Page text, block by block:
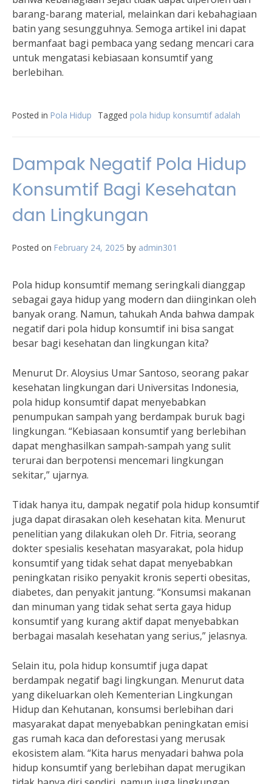
barang-barang material, melainkan dari kebahagiaan
batin yang sesungguhnya. Semoga artikel ini dapat
bermanfaat bagi pembaca yang sedang mencari cara
untuk mengatasi kebiasaan konsumtif yang
berlebihan.
Posted in Pola Hidup Tagged pola hidup konsumtif adalah
Dampak Negatif Pola Hidup
Konsumtif Bagi Kesehatan
dan Lingkungan
Posted on February 24, 2025 by admin301
Pola hidup konsumtif memang seringkali dianggap
sebagai gaya hidup yang modern dan diinginkan oleh
banyak orang. Namun, tahukah Anda bahwa dampak
negatif dari pola hidup konsumtif ini bisa sangat
besar bagi kesehatan dan lingkungan kita?
Menurut Dr. Aloysius Umar Santoso, seorang pakar
kesehatan lingkungan dari Universitas Indonesia,
pola hidup konsumtif dapat menyebabkan
penumpukan sampah yang berdampak buruk bagi
lingkungan. “Kebiasaan konsumtif yang berlebihan
dapat menghasilkan sampah-sampah yang sulit
terurai dan berpotensi mencemari lingkungan
sekitar,” ujarnya.
Tidak hanya itu, dampak negatif pola hidup konsumtif
juga dapat dirasakan oleh kesehatan kita. Menurut
penelitian yang dilakukan oleh Dr. Fitria, seorang
dokter spesialis kesehatan masyarakat, pola hidup
konsumtif yang tidak sehat dapat menyebabkan
peningkatan risiko penyakit kronis seperti obesitas,
diabetes, dan penyakit jantung. “Konsumsi makanan
dan minuman yang tidak sehat serta gaya hidup
konsumtif yang kurang aktif dapat menyebabkan
berbagai masalah kesehatan yang serius,” jelasnya.
Selain itu, pola hidup konsumtif juga dapat
berdampak negatif bagi lingkungan. Menurut data
yang dikeluarkan oleh Kementerian Lingkungan
Hidup dan Kehutanan, konsumsi berlebihan dari
masyarakat dapat menyebabkan peningkatan emisi
gas rumah kaca dan deforestasi yang merusak
ekosistem alam. “Kita harus menyadari bahwa pola
hidup konsumtif yang berlebihan dapat merugikan